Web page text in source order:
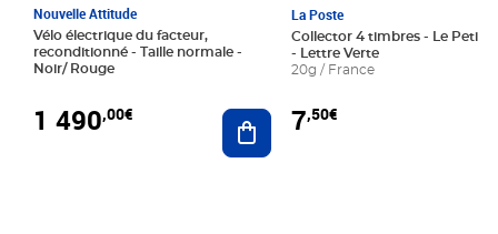
Nouvelle Attitude
Vélo électrique du facteur,
reconditionné - Taille normale -
Noir/ Rouge
1 490,00€ Ajouter au panier
La Poste
Collector 4 timbres - Le Petit
- Lettre Verte
20g / France
7,50€